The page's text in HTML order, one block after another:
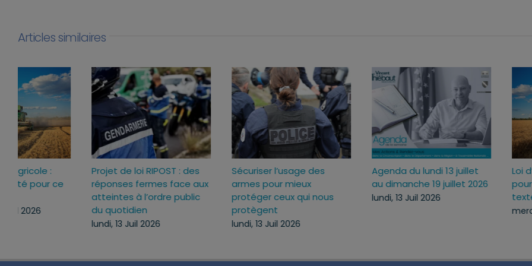
Articles similaires
Loi d’urgence agricole :
pourquoi j’ai voté pour ce
mercredi, 22 Juil 2026
Projet de loi RIPOST : des
réponses fermes face aux
atteintes à l’ordre public
lundi, 13 Juil 2026
Sécuriser l’usage des
armes pour mieux
protéger ceux qui nous
lundi, 13 Juil 2026
Agenda du lundi 13
au dimanche 19
lundi, 13 Juil 2026